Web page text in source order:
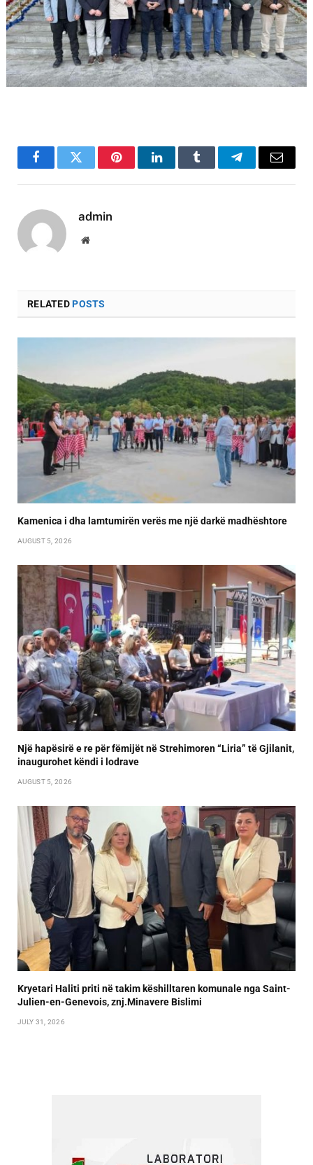
FacebookTwitter PinterestLinkedInTumblr TelegramEmail
admin
Website
RELATEDPOSTS
Kamenica i dha lamtumirën verës me një darkë madhështore
AUGUST 5, 2026
Një hapësirë e re për fëmijët në Strehimoren “Liria” të Gjilanit,
inaugurohet këndi i lodrave
AUGUST 5, 2026
Kryetari Haliti priti në takim këshilltaren komunale nga Saint-
Julien-en-Genevois, znj.Minavere Bislimi
JULY 31, 2026